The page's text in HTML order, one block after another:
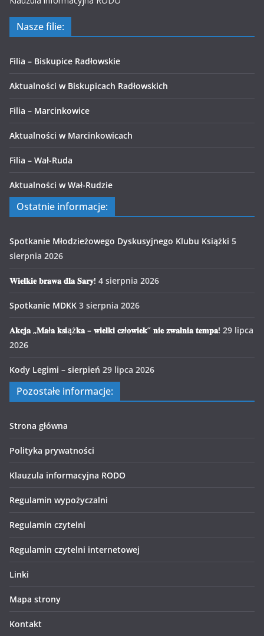
Nasze filie:
Filia – Biskupice Radłowskie
Aktualności w Biskupicach Radłowskich
Filia – Marcinkowice
Aktualności w Marcinkowicach
Filia – Wał-Ruda
Aktualności w Wał-Rudzie
Ostatnie informacje:
Spotkanie Młodzieżowego Dyskusyjnego Klubu Książki 5
sierpnia 2026
𝐖𝐢𝐞𝐥𝐤𝐢𝐞 𝐛𝐫𝐚𝐰𝐚 𝐝𝐥𝐚 𝐒𝐚𝐫𝐲! 4 sierpnia 2026
Spotkanie MDKK 3 sierpnia 2026
𝐀𝐤𝐜𝐣𝐚 „𝐌𝐚ł𝐚 𝐤𝐬𝐢ąż𝐤𝐚 – 𝐰𝐢𝐞𝐥𝐤𝐢 𝐜𝐳ł𝐨𝐰𝐢𝐞𝐤” 𝐧𝐢𝐞 𝐳𝐰𝐚𝐥𝐧𝐢𝐚 𝐭𝐞𝐦𝐩𝐚! 29 lipca
2026
Kody Legimi – sierpień 29 lipca 2026
Pozostałe informacje:
Strona główna
Polityka prywatności
Klauzula informacyjna RODO
Regulamin wypożyczalni
Regulamin czytelni
Regulamin czytelni internetowej
Linki
Mapa strony
Kontakt